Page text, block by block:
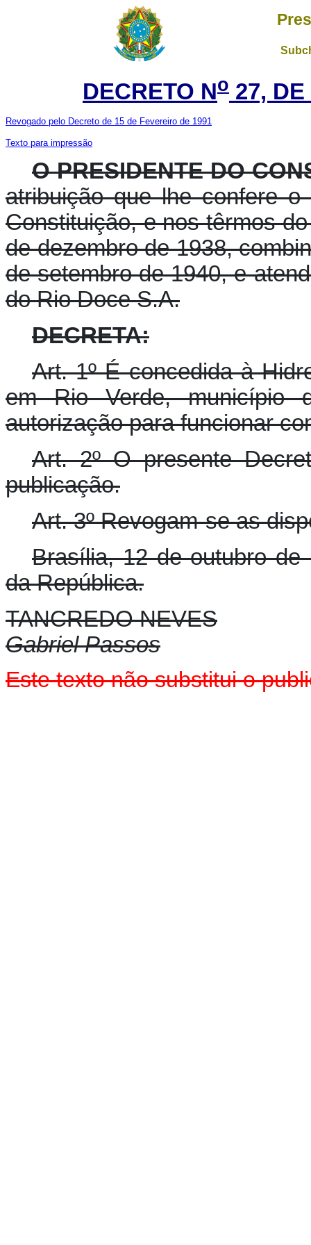
DECRETO No 27,
Revogado pelo Decreto de 15 de Fevereiro de 1991
Texto para impressão
O PRESIDENTE DO
atribuição que lhe confere
Constituição, e nos têrmos
de dezembro de 1938,
de setembro de 1940, e
do Rio Doce S.A.
DECRETA:
Art. 1º É concedida à
em Rio Verde, município
autorização para funcionar
Art. 2º O presente
publicação.
Art. 3º Revogam-se as
Brasília, 12 de outubro de
da República.
TANCREDO NEVES
Gabriel Passos
Este texto não substitui o